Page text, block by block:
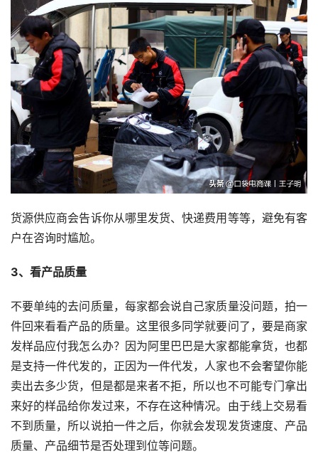
货源供应商会告诉你从哪里发货、快递费用等等，避免有客
户在咨询时尴尬。
3、看产品质量
不要单纯的去问质量，每家都会说自己家质量没问题，拍一
件回来看看产品的质量。这里很多同学就要问了，要是商家
发样品应付我怎么办？因为阿里巴巴是大家都能拿货，也都
是支持一件代发的，正因为一件代发，人家也不会奢望你能
卖出去多少货，但是都是来者不拒，所以也不可能专门拿出
来好的样品给你发过来，不存在这种情况。由于线上交易看
不到质量，所以说拍一件之后，你就会发现发货速度、产品
质量、产品细节是否处理到位等问题。